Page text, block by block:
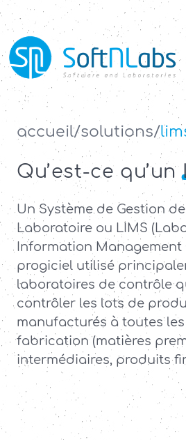
Accueil
Solutions
Services
Équipe
Nous
Contact
accueil solutions
Qu’est-ce qu’un
Un Système de Gestion
Laboratoire ou LIMS
Information Management
progiciel utilisé
laboratoires de contrôle
contrôler les lots de
manufacturés à toutes
fabrication (matières
intermédiaires, produits